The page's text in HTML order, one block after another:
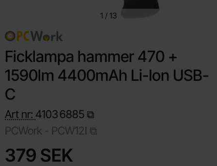
1 / 13
Ficklampa hammer 470 +
1590lm 4400mAh Li-Ion USB-
C
Art nr: 41036885
PCWork - PCW12I
pris
379 SEK